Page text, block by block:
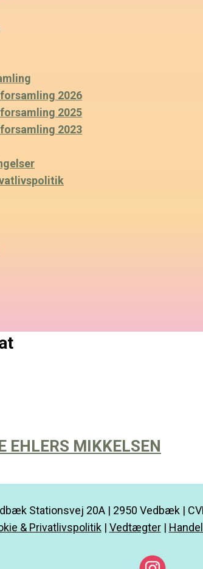
2026
2025
2023
EHLERS MIKKELSEN
Stationsvej 20A | 2950 Vedbæk |
& Privatlivspolitik| Vedtægter|